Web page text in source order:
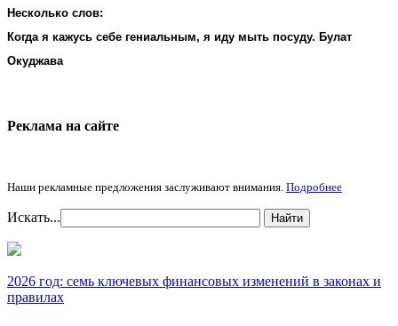
Несколько слов:
Когда я кажусь себе гениальным, я иду мыть посуду. Булат
Окуджава
Реклама на cайте
Наши рекламные предложения заслуживают внимания. Подробнее
Искать... Найти
2026 год: семь ключевых финансовых изменений в законах и
правилах